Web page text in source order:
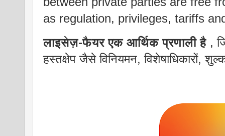
as regulation, privileges, tariffs
लाइसेज़-फैयर एक आर्थिक प्रणाली है ,
हस्तक्षेप जैसे विनियमन, विशेषाधिकारों,